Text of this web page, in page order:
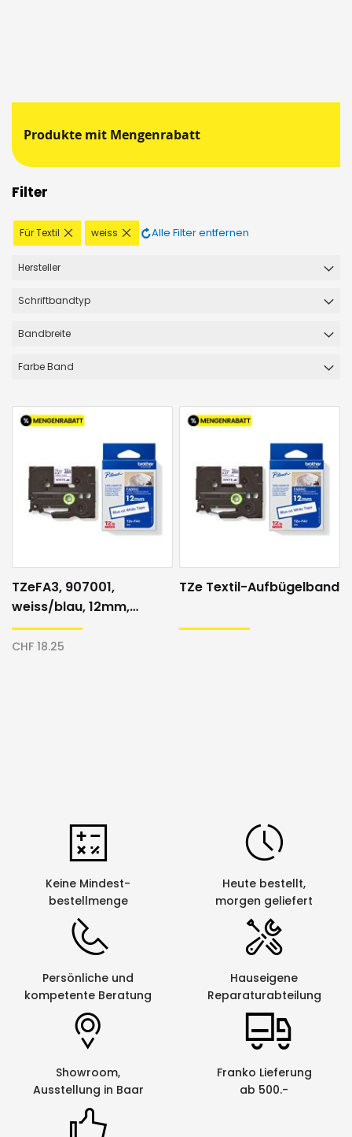
Produkte mit Mengenrabatt
Filter
Für Textil
Diesen
Artikel
weiss
Diesen
Artikel
Alle Filter entfernen
Hersteller
Schriftbandtyp
Bandbreite
Farbe Band
TZeFA3, 907001,
weiss/blau, 12mm,
Textilband
CHF 18.25
TZe Textil-Aufbügelband
Keine Mindest-
bestellmenge
Heute bestellt,
morgen geliefert
Persönliche und
kompetente Beratung
Hauseigene
Reparaturabteilung
Showroom,
Ausstellung in Baar
Franko Lieferung
ab 500.-